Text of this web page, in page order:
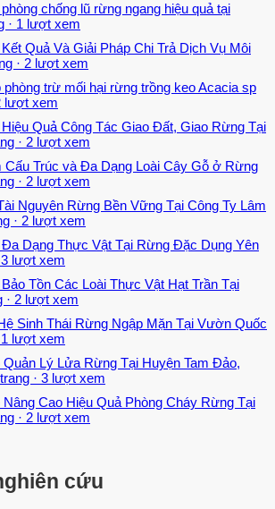
chống lũ rừng ngang hiệu quả tại
· 1 lượt xem
Quả Và Giải Pháp Chi Trả Dịch Vụ Môi
· 2 lượt xem
phòng trừ mối hại rừng trồng keo Acacia sp
lượt xem
Quả Công Tác Giao Đất, Giao Rừng Tại
· 2 lượt xem
Trúc và Đa Dạng Loài Cây Gỗ ở Rừng
· 2 lượt xem
Nguyên Rừng Bền Vững Tại Công Ty Lâm
· 2 lượt xem
Dạng Thực Vật Tại Rừng Đặc Dụng Yên
3 lượt xem
Tồn Các Loài Thực Vật Hạt Trần Tại
· 2 lượt xem
Sinh Thái Rừng Ngập Mặn Tại Vườn Quốc
1 lượt xem
Quản Lý Lửa Rừng Tại Huyện Tam Đảo,
· 3 lượt xem
Nâng Cao Hiệu Quả Phòng Cháy Rừng Tại
· 2 lượt xem
cứu